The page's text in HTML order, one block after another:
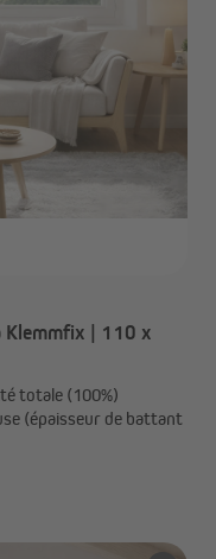
Klemmfix | 110 x
totale (100%)
(épaisseur de battant